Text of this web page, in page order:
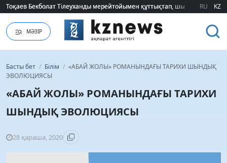
2026 жылғы білім грантын иеленгендердің тізімі жарияланды (ТІЗІМ)
RU KZ
МӘЗІР
Басты бет / Білім / «АБАЙ ЖОЛЫ» РОМАНЫНДАҒЫ ТАРИХИ ШЫНДЫҚ
ЭВОЛЮЦИЯСЫ
«АБАЙ ЖОЛЫ» РОМАНЫНДАҒЫ ТАРИХИ
ШЫНДЫҚ ЭВОЛЮЦИЯСЫ
28 қараша, 2020